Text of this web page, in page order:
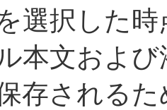
選択した
本文およ
存される